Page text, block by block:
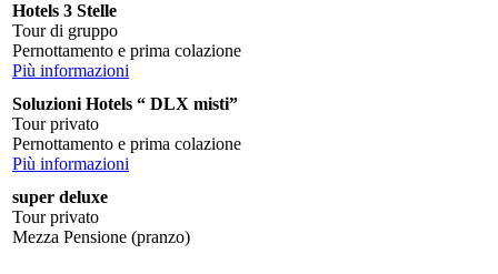
Hotels 3 Stelle
Tour di gruppo
Pernottamento e prima colazione
Più informazioni
Soluzioni Hotels “ DLX misti”
Tour privato
Pernottamento e prima colazione
Più informazioni
super deluxe
Tour privato
Mezza Pensione (pranzo)